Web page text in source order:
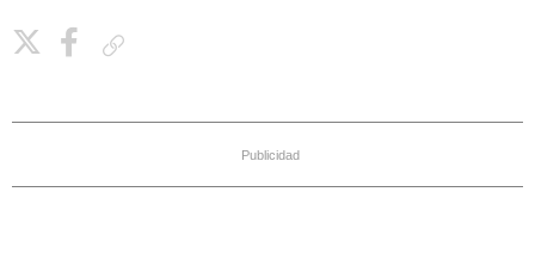
Publicidad